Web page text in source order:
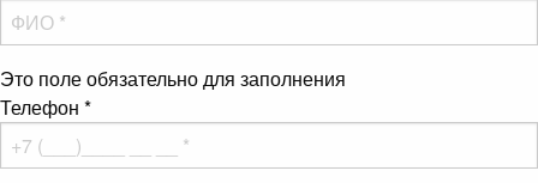
Это поле обязательно для заполнения
Телефон *